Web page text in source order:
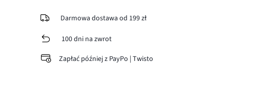
Darmowa dostawa od 199 zł
100 dni na zwrot
Zapłać później z PayPo | Twisto